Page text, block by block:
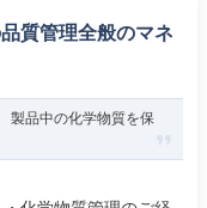
質管理全般のマネ
製品中の化学物質を保